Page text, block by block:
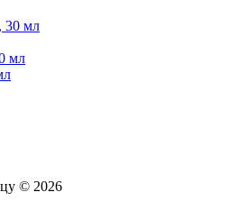
мл
© 2026